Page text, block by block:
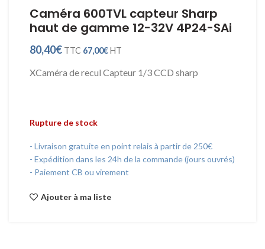
Caméra 600TVL capteur Sharp
haut de gamme 12-32V 4P24-SAi
80,40€ TTC 67,00€HT
XCaméra de recul Capteur 1/3 CCD sharp
Rupture de stock
- Livraison gratuite en point relais à partir de 250€
- Expédition dans les 24h de la commande (jours ouvrés)
- Paiement CB ou virement
Ajouter à ma liste